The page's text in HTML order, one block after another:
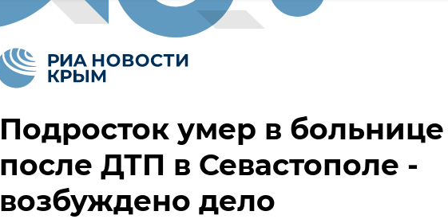
Подросток умер в больнице
после ДТП в Севастополе -
возбуждено дело